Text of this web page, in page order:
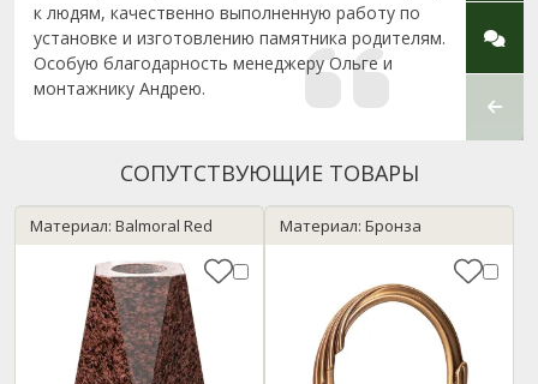
к людям, качественно выполненную работу по
установке и изготовлению памятника родителям.
Особую благодарность менеджеру Ольге и
монтажнику Андрею.
СОПУТСТВУЮЩИЕ ТОВАРЫ
Материал: Balmoral Red Материал: Бронза